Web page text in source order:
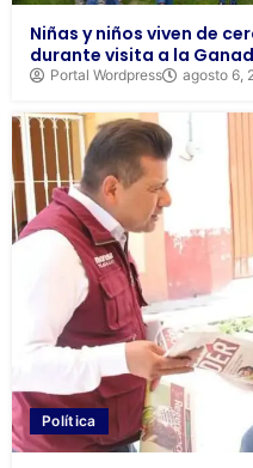
Niñas y niños viven de
durante visita a la
Portal Wordpress agosto 6,
Política